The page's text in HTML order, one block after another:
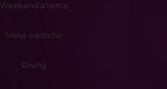
Weekend a tema
Mete esotiche
Diving